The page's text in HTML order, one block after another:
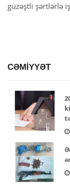
güzəştli şərtlərlə
CƏMİYYƏT